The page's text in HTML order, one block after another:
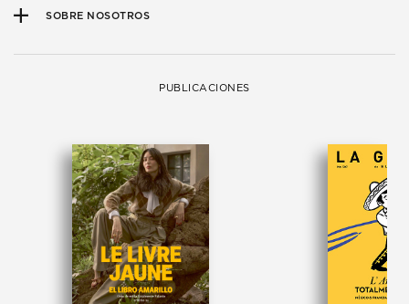
SOBRE NOSOTROS
PUBLICACIONES